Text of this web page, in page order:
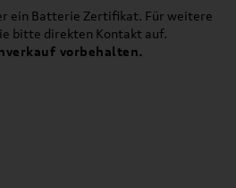
ein Batterie Zertifikat. Für weitere
bitte direkten Kontakt auf.
vorbehalten.